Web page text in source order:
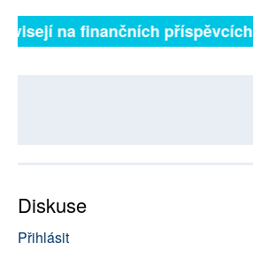
na finančních příspěvcích
Diskuse
Přihlásit